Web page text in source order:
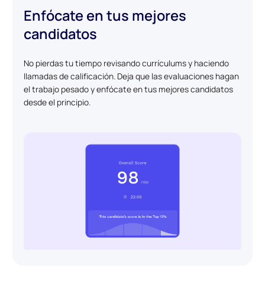
Enfócate en tus mejores
candidatos
No pierdas tu tiempo revisando currículums y haciendo
llamadas de calificación. Deja que las evaluaciones hagan
el trabajo pesado y enfócate en tus mejores candidatos
desde el principio.